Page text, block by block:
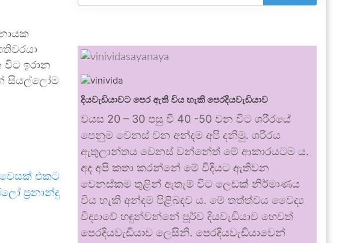
ඉරාන
සියල්ලෝම
එකට
ප්‍රනාන්දු
දියවැඩියාවට පෙර ඇති විය හැකි පෙරදියවැඩියාව
වයස 20 – 30 පසු වී 40 -50 වන විට ශරීරයේ
පෙනුම වෙනස් වන අන්දම අපි දනිමු. ශරීරය
ඇතුලාන්තය වෙනස් වන්නේත් මේ ආකාරයටම ය.
අද අපි කතා කරන්නේ මේ විදියට ඇතිවන
වෙනස්කම තුළින් ඇතැම් විට ලෙඩක් නිර්මාණය
විය හැකි අන්දම පිළිබඳව ය. මේ තත්ත්වය වෛද්‍ය
විද්‍යාවේ හඳුන්වන්නේ පූර්ව දියවැඩියාව හෙවත්
පෙරදියවැඩියාව ලෙසිනි. පෙරදියවැඩියාවෙන්